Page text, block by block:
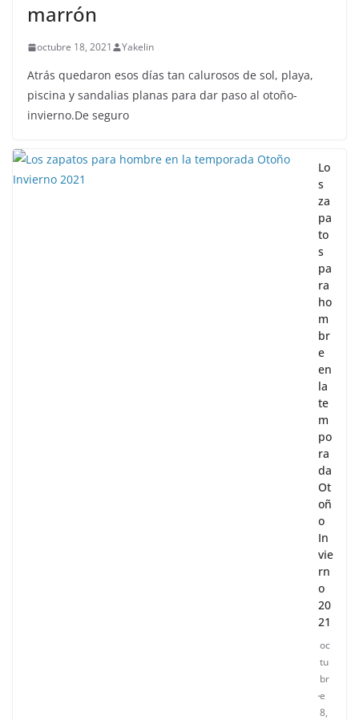
marrón
octubre 18, 2021 Yakelin
Atrás quedaron esos días tan calurosos de sol, playa,
piscina y sandalias planas para dar paso al otoño-
invierno.De seguro
Lo
s
za
pa
to
s
pa
ra
ho
m
br
e
en
la
te
m
po
ra
da
Ot
oñ
o
In
vie
rn
o
20
21
oc
tu
br
e
8,